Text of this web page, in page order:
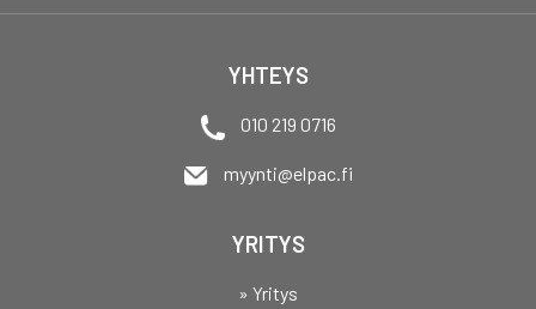
YHTEYS
010 219 0716
myynti@elpac.fi
YRITYS
» Yritys